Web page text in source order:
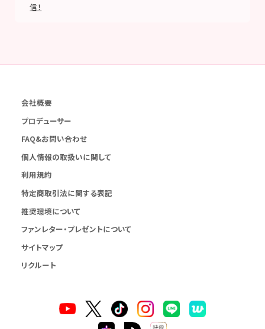
信！
会社概要
プロデューサー
FAQ&お問い合わせ
個人情報の取扱いに関して
利用規約
特定商取引法に関する表記
推奨環境について
ファンレター・プレゼントについて
サイトマップ
リクルート